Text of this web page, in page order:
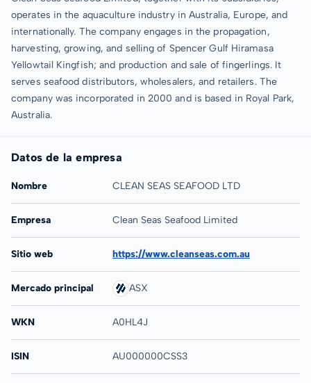
operates in the aquaculture industry in Australia, Europe, and
internationally. The company engages in the propagation,
harvesting, growing, and selling of Spencer Gulf Hiramasa
Yellowtail Kingfish; and production and sale of fingerlings. It
serves seafood distributors, wholesalers, and retailers. The
company was incorporated in 2000 and is based in Royal Park,
Australia.
Datos de la empresa
Nombre CLEAN SEAS SEAFOOD LTD
Empresa Clean Seas Seafood Limited
Sitio web https://www.cleanseas.com.au
Mercado principal ASX
WKN A0HL4J
ISIN AU000000CSS3